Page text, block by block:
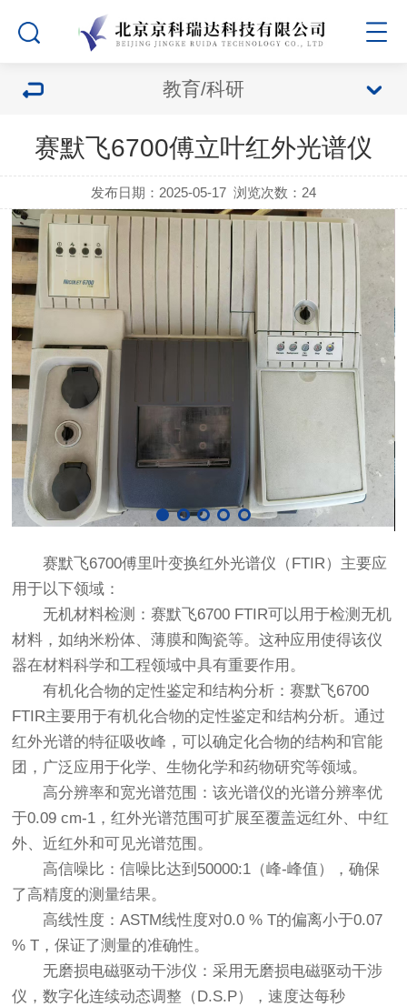
教育/科研
赛默飞6700傅立叶红外光谱仪
发布日期：2025-05-17 浏览次数： 24
赛默飞6700傅里叶变换红外光谱仪（FTIR）主要应
用于以下领域：
无机材料检测：赛默飞6700 FTIR可以用于检测无机
材料，如纳米粉体、薄膜和陶瓷等。这种应用使得该仪
器在材料科学和工程领域中具有重要作用。
有机化合物的定性鉴定和结构分析：赛默飞6700
FTIR主要用于有机化合物的定性鉴定和结构分析。通过
红外光谱的特征吸收峰，可以确定化合物的结构和官能
团，广泛应用于化学、生物化学和药物研究等领域。
高分辨率和宽光谱范围：该光谱仪的光谱分辨率优
于0.09 cm-1，红外光谱范围可扩展至覆盖远红外、中红
外、近红外和可见光谱范围。
高信噪比：信噪比达到50000:1（峰-峰值），确保
了高精度的测量结果。
高线性度：ASTM线性度对0.0 % T的偏离小于0.07
% T，保证了测量的准确性。
无磨损电磁驱动干涉仪：采用无磨损电磁驱动干涉
仪，数字化连续动态调整（D.S.P），速度达每秒